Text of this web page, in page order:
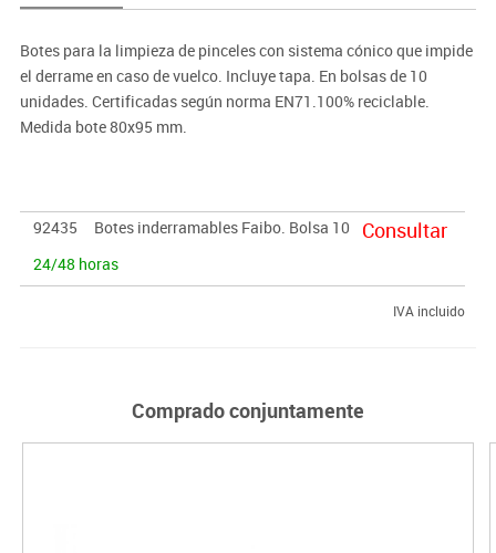
Botes para la limpieza de pinceles con sistema cónico que impide
el derrame en caso de vuelco. Incluye tapa. En bolsas de 10
unidades. Certificadas según norma EN71.100% reciclable.
Medida bote 80x95 mm.
92435
Botes inderramables Faibo. Bolsa 10
24/48 horas
Consultar
IVA incluido
Comprado conjuntamente